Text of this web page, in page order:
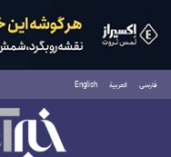
فارسی العربية English
پنجشنبه ۱۵ مرداد ۱۴۰۵